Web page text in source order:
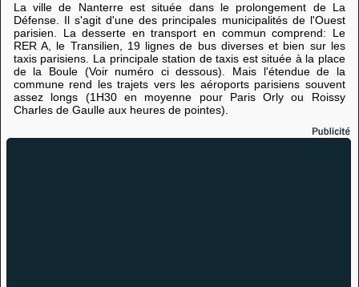
La ville de Nanterre est située dans le prolongement de La
Défense. Il s'agit d'une des principales municipalités de l'Ouest
parisien. La desserte en transport en commun comprend: Le
RER A, le Transilien, 19 lignes de bus diverses et bien sur les
taxis parisiens. La principale station de taxis est située à la place
de la Boule (Voir numéro ci dessous). Mais l'étendue de la
commune rend les trajets vers les aéroports parisiens souvent
assez longs (1H30 en moyenne pour Paris Orly ou Roissy
Charles de Gaulle aux heures de pointes).